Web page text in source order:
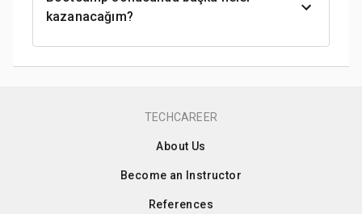
kazanacağım?
TECHCAREER
About Us
Become an Instructor
References